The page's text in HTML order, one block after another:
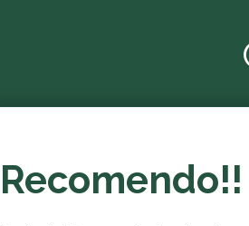
Recomendo!!